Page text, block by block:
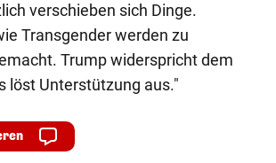
verschieben sich Dinge.
Transgender werden zu
Trump widerspricht dem
löst Unterstützung aus."